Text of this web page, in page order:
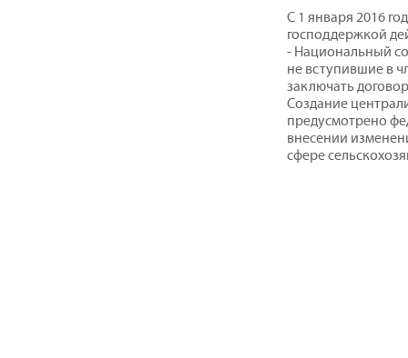
С 1 января 2016
господдержкой
- Национальный
не вступившие в
заключать
Создание
предусмотрено
внесении
сфере